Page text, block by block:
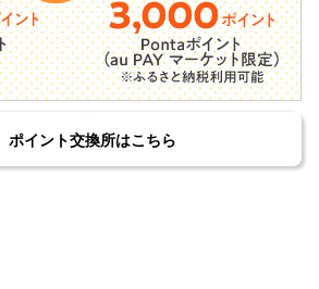
ポイント交換所はこちら